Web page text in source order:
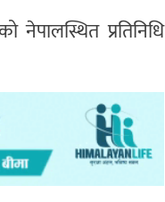
नेपालस्थित प्रतिनिधि